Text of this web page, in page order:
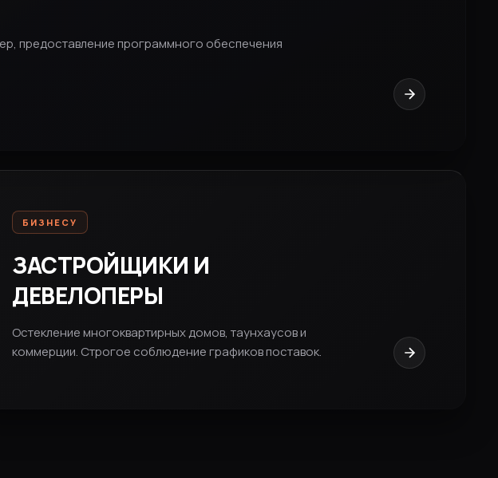
предоставление программного обеспечения
БИЗНЕСУ
ЗАСТРОЙЩИКИ И
ДЕВЕЛОПЕРЫ
Остекление многоквартирных домов, таунхаусов и
коммерции. Строгое соблюдение графиков поставок.